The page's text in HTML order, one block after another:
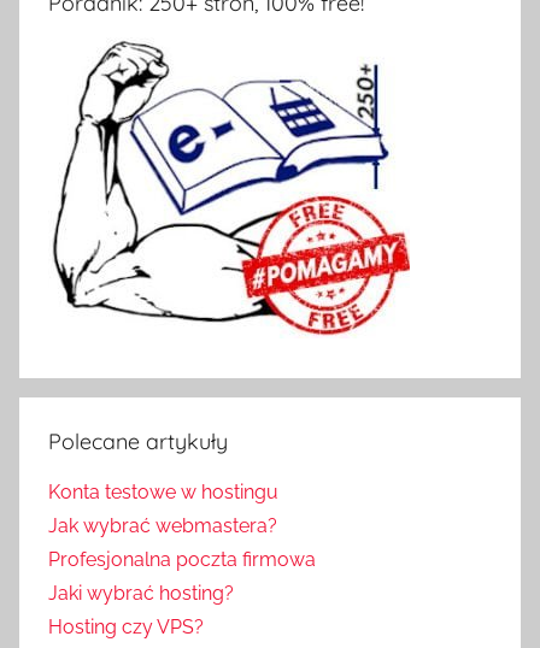
Polecane artykuły
Konta testowe w hostingu
Jak wybrać webmastera?
Profesjonalna poczta firmowa
Jaki wybrać hosting?
Hosting czy VPS?